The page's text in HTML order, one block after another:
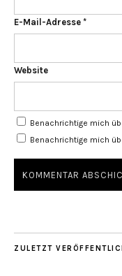
E-Mail-Adresse *
Website
Benachrichtige mich
Benachrichtige mich
ZULETZT